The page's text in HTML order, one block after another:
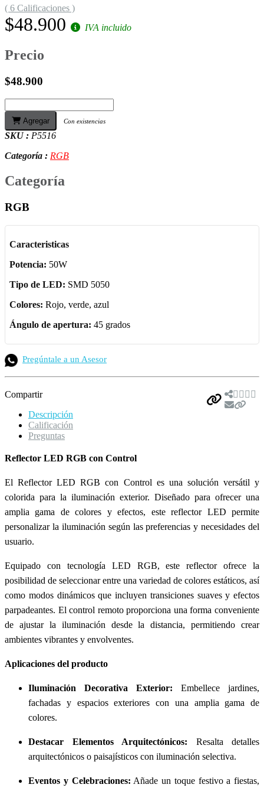
( 6 Calificaciones )
$48.900 IVA incluido
Precio
$48.900
Agregar Con existencias
SKU : P5516
Categoría : RGB
Categoría
RGB
Caracteristicas
Potencia: 50W
Tipo de LED: SMD 5050
Colores: Rojo, verde, azul
Ángulo de apertura: 45 grados
Pregúntale a un Asesor
Compartir
Descripción
Calificación
Preguntas
Reflector LED RGB con Control
El Reflector LED RGB con Control es una solución versátil y
colorida para la iluminación exterior. Diseñado para ofrecer una
amplia gama de colores y efectos, este reflector LED permite
personalizar la iluminación según las preferencias y necesidades del
usuario.
Equipado con tecnología LED RGB, este reflector ofrece la
posibilidad de seleccionar entre una variedad de colores estáticos, así
como modos dinámicos que incluyen transiciones suaves y efectos
parpadeantes. El control remoto proporciona una forma conveniente
de ajustar la iluminación desde la distancia, permitiendo crear
ambientes vibrantes y envolventes.
Aplicaciones del producto
Iluminación Decorativa Exterior: Embellece jardines,
fachadas y espacios exteriores con una amplia gama de
colores.
Destacar Elementos Arquitectónicos: Resalta detalles
arquitectónicos o paisajísticos con iluminación selectiva.
Eventos y Celebraciones: Añade un toque festivo a fiestas,